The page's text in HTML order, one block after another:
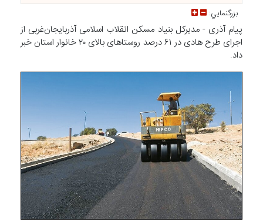
بزرگنمايي:
پیام آذری - مدیرکل بنیاد مسکن انقلاب اسلامی آذربایجان‌غربی از
اجرای طرح هادی در ۶۱ درصد روستاهای بالای ۲۰ خانوار استان خبر
داد.